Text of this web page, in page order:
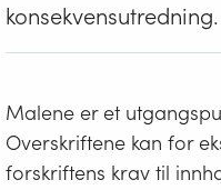
konsekvensutredning.
Malene er et
Overskriftene kan for
forskriftens krav til